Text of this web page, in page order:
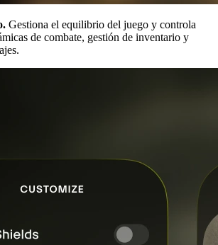
Gestiona el equilibrio del juego y controla
de combate, gestión de inventario y